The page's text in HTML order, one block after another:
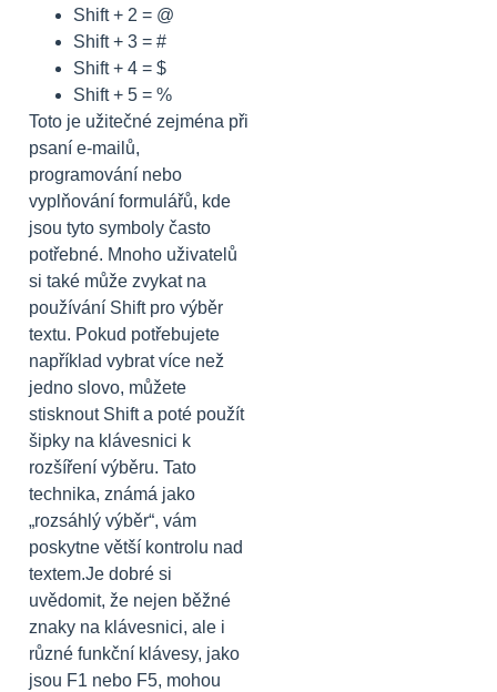
Shift + 2 = @
Shift + 3 = #
Shift + 4 = $
Shift + 5 = %
Toto je užitečné zejména při
psaní e-mailů,
programování nebo
vyplňování formulářů, kde
jsou tyto symboly často
potřebné. Mnoho uživatelů
si také může zvykat na
používání Shift pro výběr
textu. Pokud potřebujete
například vybrat více než
jedno slovo, můžete
stisknout Shift a poté použít
šipky na klávesnici k
rozšíření výběru. Tato
technika, známá jako
„rozsáhlý výběr“, vám
poskytne větší kontrolu nad
textem.Je dobré si
uvědomit, že nejen běžné
znaky na klávesnici, ale i
různé funkční klávesy, jako
jsou F1 nebo F5, mohou